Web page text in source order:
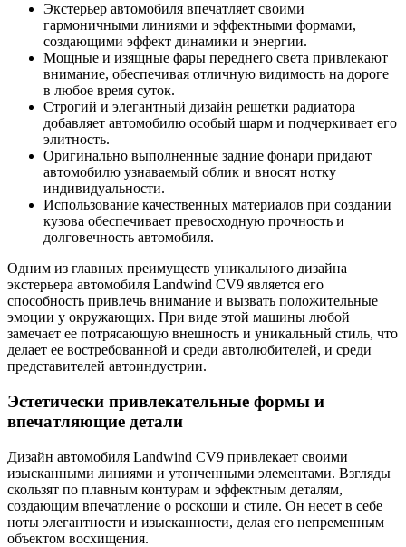
Экстерьер автомобиля впечатляет своими
гармоничными линиями и эффектными формами,
создающими эффект динамики и энергии.
Мощные и изящные фары переднего света привлекают
внимание, обеспечивая отличную видимость на дороге
в любое время суток.
Строгий и элегантный дизайн решетки радиатора
добавляет автомобилю особый шарм и подчеркивает его
элитность.
Оригинально выполненные задние фонари придают
автомобилю узнаваемый облик и вносят нотку
индивидуальности.
Использование качественных материалов при создании
кузова обеспечивает превосходную прочность и
долговечность автомобиля.
Одним из главных преимуществ уникального дизайна
экстерьера автомобиля Landwind CV9 является его
способность привлечь внимание и вызвать положительные
эмоции у окружающих. При виде этой машины любой
замечает ее потрясающую внешность и уникальный стиль, что
делает ее востребованной и среди автолюбителей, и среди
представителей автоиндустрии.
Эстетически привлекательные формы и
впечатляющие детали
Дизайн автомобиля Landwind CV9 привлекает своими
изысканными линиями и утонченными элементами. Взгляды
скользят по плавным контурам и эффектным деталям,
создающим впечатление о роскоши и стиле. Он несет в себе
ноты элегантности и изысканности, делая его непременным
объектом восхищения.